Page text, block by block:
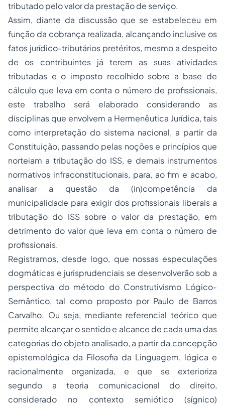
tributado pelo valor da prestação de serviço.
Assim, diante da discussão que se estabeleceu em
função da cobrança realizada, alcançando inclusive os
fatos jurídico-tributários pretéritos, mesmo a despeito
de os contribuintes já terem as suas atividades
tributadas e o imposto recolhido sobre a base de
cálculo que leva em conta o número de profissionais,
este trabalho será elaborado considerando as
disciplinas que envolvem a Hermenêutica Jurídica, tais
como interpretação do sistema nacional, a partir da
Constituição, passando pelas noções e princípios que
norteiam a tributação do ISS, e demais instrumentos
normativos infraconstitucionais, para, ao fim e acabo,
analisar a questão da (in)competência da
municipalidade para exigir dos profissionais liberais a
tributação do ISS sobre o valor da prestação, em
detrimento do valor que leva em conta o número de
profissionais.
Registramos, desde logo, que nossas especulações
dogmáticas e jurisprudenciais se desenvolverão sob a
perspectiva do método do Construtivismo Lógico-
Semântico, tal como proposto por Paulo de Barros
Carvalho. Ou seja, mediante referencial teórico que
permite alcançar o sentido e alcance de cada uma das
categorias do objeto analisado, a partir da concepção
epistemológica da Filosofia da Linguagem, lógica e
racionalmente organizada, e que se exterioriza
segundo a teoria comunicacional do direito,
considerado no contexto semiótico (sígnico)